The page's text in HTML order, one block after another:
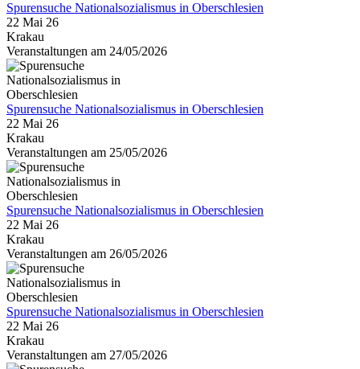
Spurensuche Nationalsozialismus in Oberschlesien
22 Mai 26
Krakau
Veranstaltungen am 24/05/2026
Spurensuche Nationalsozialismus in Oberschlesien
22 Mai 26
Krakau
Veranstaltungen am 25/05/2026
Spurensuche Nationalsozialismus in Oberschlesien
22 Mai 26
Krakau
Veranstaltungen am 26/05/2026
Spurensuche Nationalsozialismus in Oberschlesien
22 Mai 26
Krakau
Veranstaltungen am 27/05/2026